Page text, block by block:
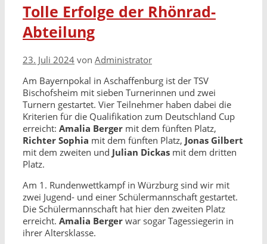
Tolle Erfolge der Rhönrad-
Abteilung
23. Juli 2024 von Administrator
Am Bayernpokal in Aschaffenburg ist der TSV
Bischofsheim mit sieben Turnerinnen und zwei
Turnern gestartet. Vier Teilnehmer haben dabei die
Kriterien für die Qualifikation zum Deutschland Cup
erreicht: Amalia Berger mit dem fünften Platz,
Richter Sophia mit dem fünften Platz, Jonas Gilbert
mit dem zweiten und Julian Dickas mit dem dritten
Platz.
Am 1. Rundenwettkampf in Würzburg sind wir mit
zwei Jugend- und einer Schülermannschaft gestartet.
Die Schülermannschaft hat hier den zweiten Platz
erreicht. Amalia Berger war sogar Tagessiegerin in
ihrer Altersklasse.